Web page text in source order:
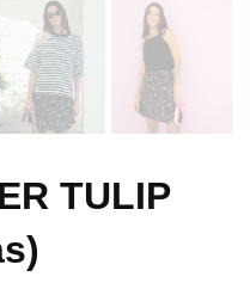
TULIP